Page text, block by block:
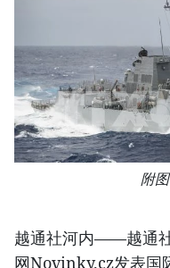
附
越通社河内——越通
网Novinky.cz发表